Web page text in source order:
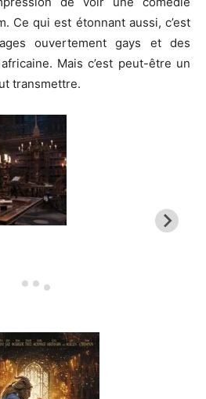
Ce qui est étonnant aussi, c’est
ouvertement gays et des
Mais c’est peut-être un
transmettre.